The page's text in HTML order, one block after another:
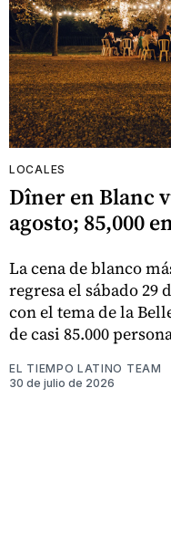
LOCALES
Dîner en Blanc
agosto; 85,000
La cena de blanco
regresa el sábado 29
con el tema de la
de casi 85.000
EL TIEMPO LATINO TEAM
30 de julio de 2026